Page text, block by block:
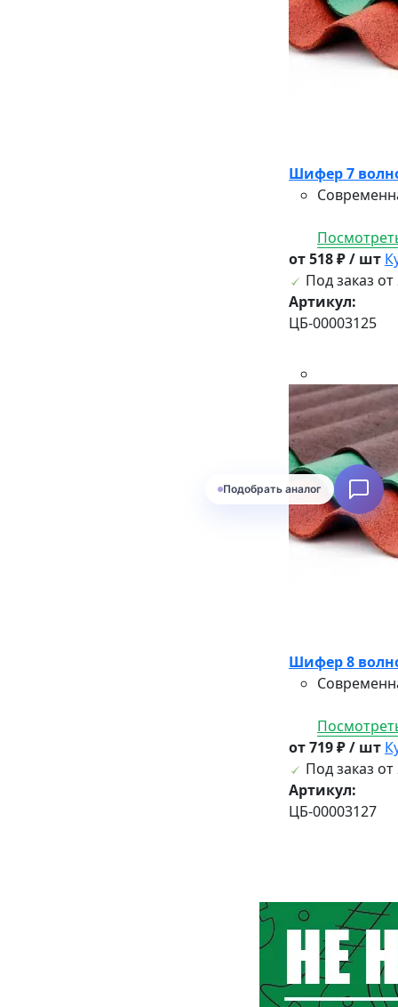
Шифер 7
от 518 ₽ / шт
Под заказ от
Артикул:
ЦБ-00003125
Шифер 8
от 719 ₽ / шт
Под заказ от
Артикул:
ЦБ-00003127
Подобрать аналог